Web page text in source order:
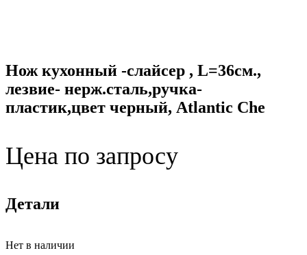
Нож кухонный -слайсер , L=36см.,
лезвие- нерж.сталь,ручка-
пластик,цвет черный, Atlantic Che
Цена по запросу
Детали
Нет в наличии